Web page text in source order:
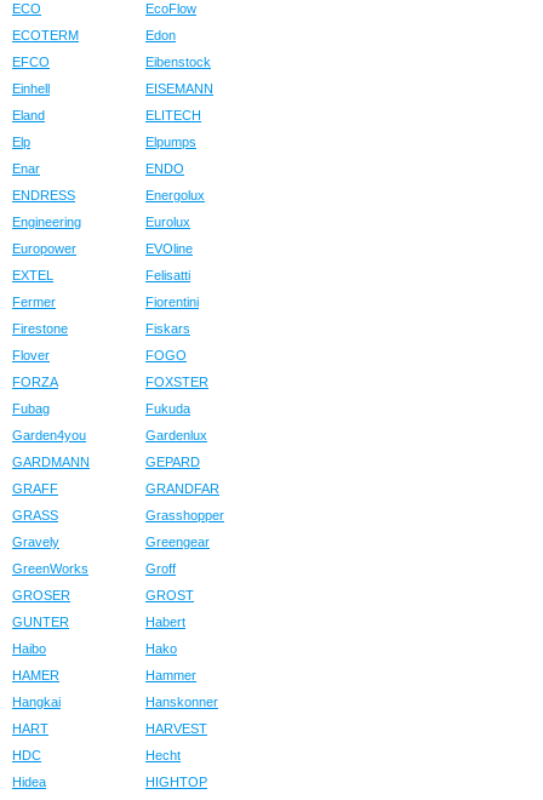
ECO
EcoFlow
ECOTERM
Edon
EFCO
Eibenstock
Einhell
EISEMANN
Eland
ELITECH
Elp
Elpumps
Enar
ENDO
ENDRESS
Energolux
Engineering
Eurolux
Europower
EVOline
EXTEL
Felisatti
Fermer
Fiorentini
Firestone
Fiskars
Flover
FOGO
FORZA
FOXSTER
Fubag
Fukuda
Garden4you
Gardenlux
GARDMANN
GEPARD
GRAFF
GRANDFAR
GRASS
Grasshopper
Gravely
Greengear
GreenWorks
Groff
GROSER
GROST
GUNTER
Habert
Haibo
Hako
HAMER
Hammer
Hangkai
Hanskonner
HART
HARVEST
HDC
Hecht
Hidea
HIGHTOP